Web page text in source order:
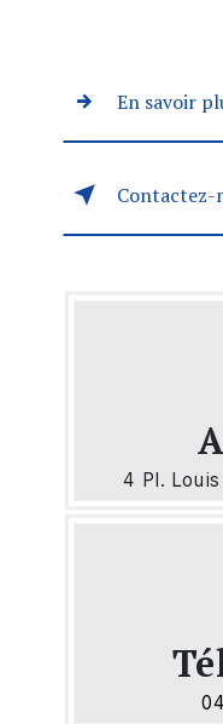
En savoir
Contactez-
4 Pl.